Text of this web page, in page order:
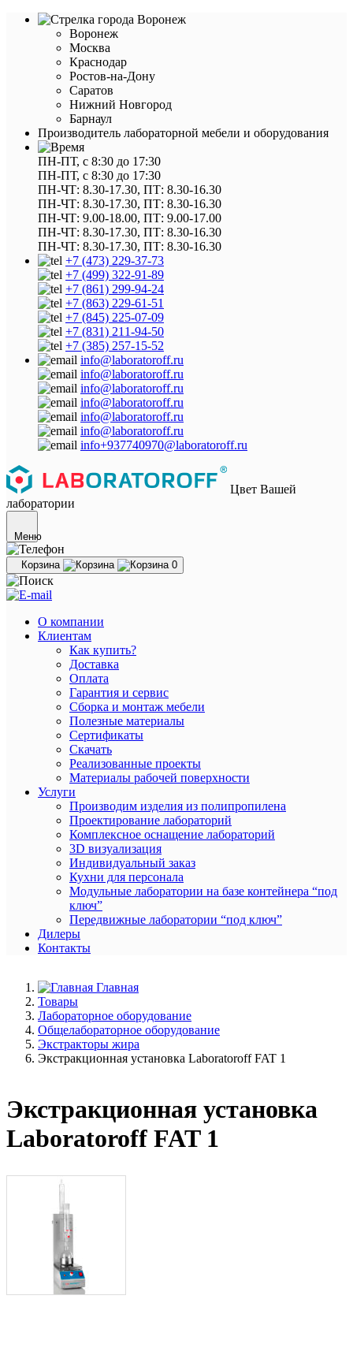
Воронеж
Воронеж
Москва
Краснодар
Ростов-на-Дону
Саратов
Нижний Новгород
Барнаул
Производитель лабораторной мебели и оборудования
ПН-ПТ, с 8:30 до 17:30
ПН-ПТ, с 8:30 до 17:30
ПН-ЧТ: 8.30-17.30, ПТ: 8.30-16.30
ПН-ЧТ: 8.30-17.30, ПТ: 8.30-16.30
ПН-ЧТ: 9.00-18.00, ПТ: 9.00-17.00
ПН-ЧТ: 8.30-17.30, ПТ: 8.30-16.30
ПН-ЧТ: 8.30-17.30, ПТ: 8.30-16.30
+7 (473) 229-37-73
+7 (499) 322-91-89
+7 (861) 299-94-24
+7 (863) 229-61-51
+7 (845) 225-07-09
+7 (831) 211-94-50
+7 (385) 257-15-52
info@laboratoroff.ru
info@laboratoroff.ru
info@laboratoroff.ru
info@laboratoroff.ru
info@laboratoroff.ru
info@laboratoroff.ru
info+937740970@laboratoroff.ru
Цвет Вашей
лаборатории
Меню
Корзина 0
О компании
Клиентам
Как купить?
Доставка
Оплата
Гарантия и сервис
Сборка и монтаж мебели
Полезные материалы
Сертификаты
Скачать
Реализованные проекты
Материалы рабочей поверхности
Услуги
Производим изделия из полипропилена
Проектирование лабораторий
Комплексное оснащение лабораторий
3D визуализация
Индивидуальный заказ
Кухни для персонала
Модульные лаборатории на базе контейнера “под
ключ”
Передвижные лаборатории “под ключ”
Дилеры
Контакты
Главная
Товары
Лабораторное оборудование
Общелабораторное оборудование
Экстракторы жира
Экстракционная установка Laboratoroff FAT 1
Экстракционная установка
Laboratoroff FAT 1